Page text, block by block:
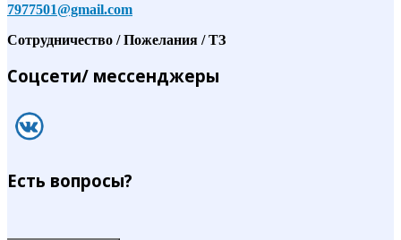
7977501@gmail.com
Сотрудничество / Пожелания / ТЗ
Соцсети/ мессенджеры
Есть вопросы?